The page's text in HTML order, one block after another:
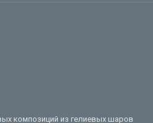
композиций из гелиевых шаров